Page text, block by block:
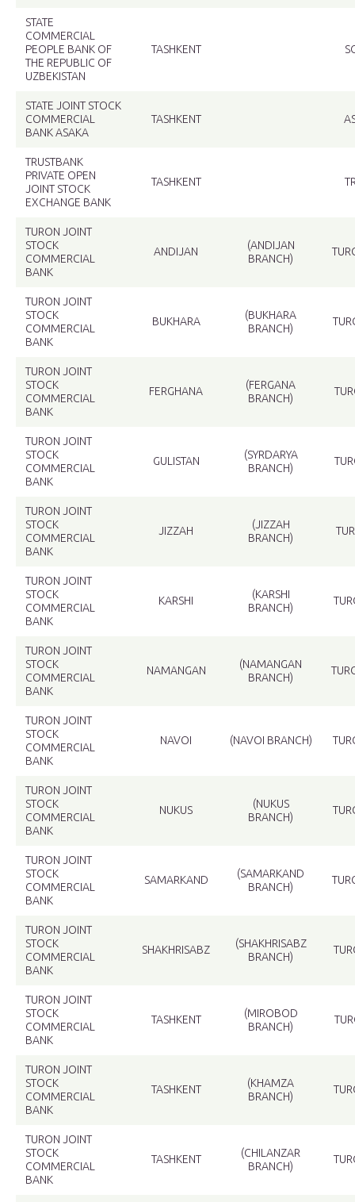
STATE
COMMERCIAL
PEOPLE BANK OF
THE REPUBLIC OF
UZBEKISTAN
TASHKENT
STATE JOINT STOCK
COMMERCIAL
BANK ASAKA
TASHKENT
TRUSTBANK
PRIVATE OPEN
JOINT STOCK
EXCHANGE BANK
TASHKENT
TURON JOINT
STOCK
COMMERCIAL
BANK
ANDIJAN
(ANDIJAN
BRANCH)
TURON JOINT
STOCK
COMMERCIAL
BANK
BUKHARA
(BUKHARA
BRANCH)
TURON JOINT
STOCK
COMMERCIAL
BANK
FERGHANA
(FERGANA
BRANCH)
TURON JOINT
STOCK
COMMERCIAL
BANK
GULISTAN
(SYRDARYA
BRANCH)
TURON JOINT
STOCK
COMMERCIAL
BANK
JIZZAH
(JIZZAH
BRANCH)
TURON JOINT
STOCK
COMMERCIAL
BANK
KARSHI
(KARSHI
BRANCH)
TURON JOINT
STOCK
COMMERCIAL
BANK
NAMANGAN
(NAMANGAN
BRANCH)
TURON JOINT
STOCK
COMMERCIAL
BANK
NAVOI (NAVOI BRANCH)
TURON JOINT
STOCK
COMMERCIAL
BANK
NUKUS
(NUKUS
BRANCH)
TURON JOINT
STOCK
COMMERCIAL
BANK
SAMARKAND
(SAMARKAND
BRANCH)
TURON JOINT
STOCK
COMMERCIAL
BANK
SHAKHRISABZ
(SHAKHRISABZ
BRANCH)
TURON JOINT
STOCK
COMMERCIAL
BANK
TASHKENT
(MIROBOD
BRANCH)
TURON JOINT
STOCK
COMMERCIAL
BANK
TASHKENT
(KHAMZA
BRANCH)
TURON JOINT
STOCK
COMMERCIAL
BANK
TASHKENT
(CHILANZAR
BRANCH)